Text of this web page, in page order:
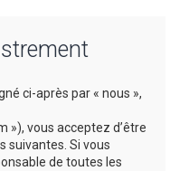
ci-après par « nous »,
vous acceptez d’être
suivantes. Si vous
de toutes les